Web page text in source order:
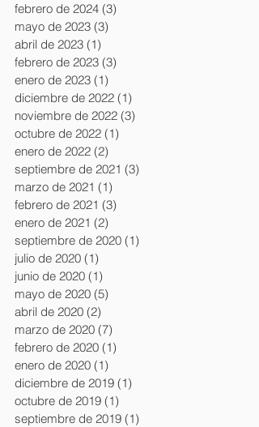
febrero de 2024 (3)
mayo de 2023 (3)
abril de 2023 (1)
febrero de 2023 (3)
enero de 2023 (1)
diciembre de 2022 (1)
noviembre de 2022 (3)
octubre de 2022 (1)
enero de 2022 (2)
septiembre de 2021 (3)
marzo de 2021 (1)
febrero de 2021 (3)
enero de 2021 (2)
septiembre de 2020 (1)
julio de 2020 (1)
junio de 2020 (1)
mayo de 2020 (5)
abril de 2020 (2)
marzo de 2020 (7)
febrero de 2020 (1)
enero de 2020 (1)
diciembre de 2019 (1)
octubre de 2019 (1)
septiembre de 2019 (1)